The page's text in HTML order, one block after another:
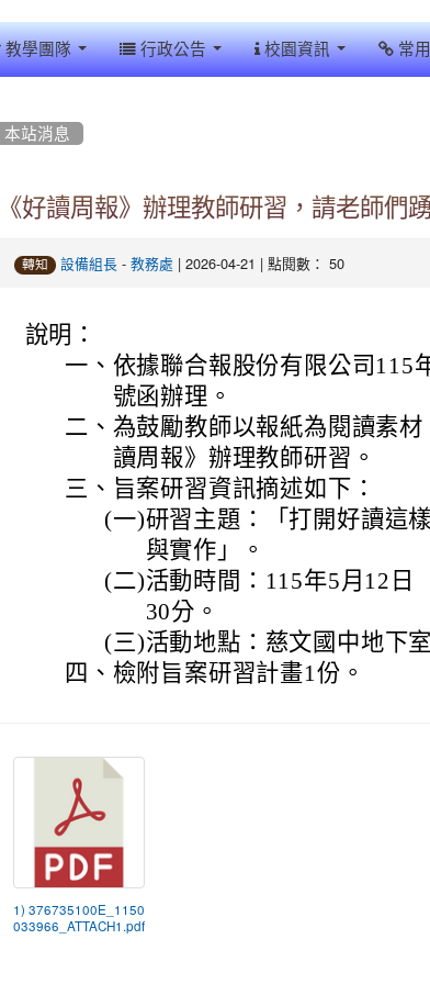
教學團隊 行政公告 校園資訊 常
本站消息
《好讀周報》辦理教師研習，請老師們
轉知 設備組長- 教務處 | 2026-04-21 | 點閱數： 50
說明：
一、 依據聯合報股份有限公司115
號函辦理。
二、 為鼓勵教師以報紙為閱讀素
讀周報》辦理教師研習。
三、 旨案研習資訊摘述如下：
(一)研習主題：「打開好讀這
與實作」。
(二)活動時間：115年5月12日
30分。
(三)活動地點：慈文國中地下
四、 檢附旨案研習計畫1份。
1) 376735100E_1150
033966_ATTACH1.pdf